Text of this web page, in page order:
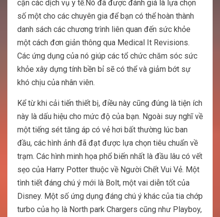
cận các dịch vụ y tế.Nó đã được đánh giá là lựa chọn
số một cho các chuyên gia để bạn có thể hoàn thành
danh sách các chương trình liên quan đến sức khỏe
một cách đơn giản thông qua Medical It Revisions.
Các ứng dụng của nó giúp các tổ chức chăm sóc sức
khỏe xây dựng tính bền bỉ sẽ có thể và giảm bớt sự
khó chịu của nhân viên.
Kể từ khi cải tiến thiết bị, điều này cũng đúng là tiện ích
này là dấu hiệu cho mức độ của bạn. Ngoài suy nghĩ về
một tiếng sét tăng áp có vẻ hơi bất thường lúc ban
đầu, các hình ảnh đã đạt được lựa chọn tiêu chuẩn về
trạm. Các hình minh họa phổ biến nhất là đầu lâu có vết
sẹo của Harry Potter thuộc về Người Chết Vui Vẻ. Một
tình tiết đáng chú ý mới là Bolt, một vai diễn tốt của
Disney. Một số ứng dụng đáng chú ý khác của tia chớp
turbo của họ là North park Chargers cũng như Playboy,